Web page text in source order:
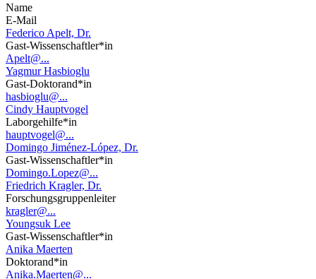
Name
E-Mail
Federico Apelt, Dr.
Gast-Wissenschaftler*in
Apelt@...
Yagmur Hasbioglu
Gast-Doktorand*in
hasbioglu@...
Cindy Hauptvogel
Laborgehilfe*in
hauptvogel@...
Domingo Jiménez-López, Dr.
Gast-Wissenschaftler*in
Domingo.Lopez@...
Friedrich Kragler, Dr.
Forschungsgruppenleiter
kragler@...
Youngsuk Lee
Gast-Wissenschaftler*in
Anika Maerten
Doktorand*in
Anika.Maerten@...